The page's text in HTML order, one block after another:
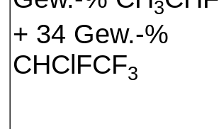
3
+ 34 Gew.-%
CHClFCF3